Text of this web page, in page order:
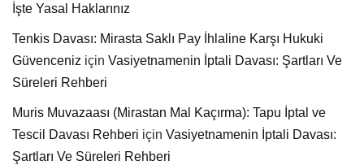
İşte Yasal Haklarınız
Tenkis Davası: Mirasta Saklı Pay İhlaline Karşı Hukuki
Güvenceniz için Vasiyetnamenin İptali Davası: Şartları Ve
Süreleri Rehberi
Muris Muvazaası (Mirastan Mal Kaçırma): Tapu İptal ve
Tescil Davası Rehberi için Vasiyetnamenin İptali Davası:
Şartları Ve Süreleri Rehberi